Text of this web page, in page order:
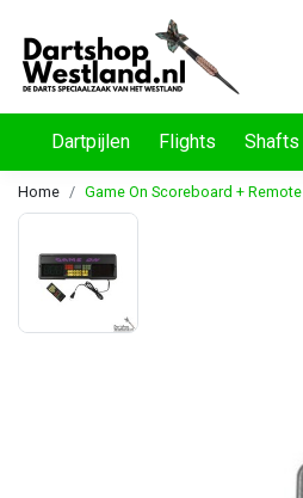
Dartpijlen Flights Shafts
Home Game On Scoreboard + Remote